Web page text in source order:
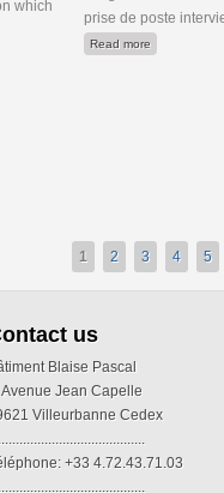
which
prise de poste
Read more
1 2 3 4 5
us
Blaise Pascal
Avenue Jean Capelle
Villeurbanne Cedex
+33 4.72.43.71.03